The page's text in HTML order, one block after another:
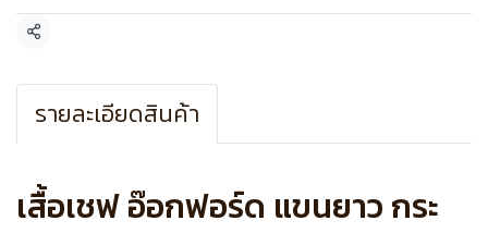
แชร์
รายละเอียดสินค้า
เสื้อเชฟ อ๊อกฟอร์ด แขนยาว กระ